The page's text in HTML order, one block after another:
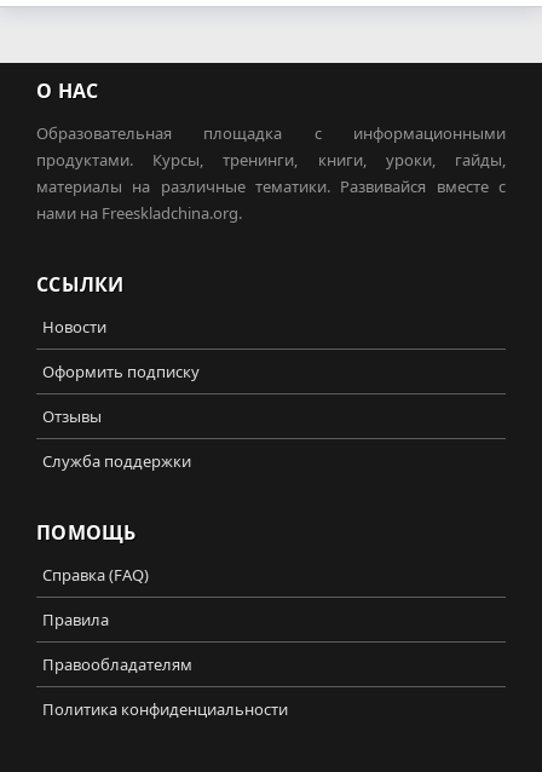
О НАС
Образовательная площадка с информационными
продуктами. Курсы, тренинги, книги, уроки, гайды,
материалы на различные тематики. Развивайся вместе с
нами на Freeskladchina.org.
ССЫЛКИ
Новости
Оформить подписку
Отзывы
Служба поддержки
ПОМОЩЬ
Справка (FAQ)
Правила
Правообладателям
Политика конфиденциальности